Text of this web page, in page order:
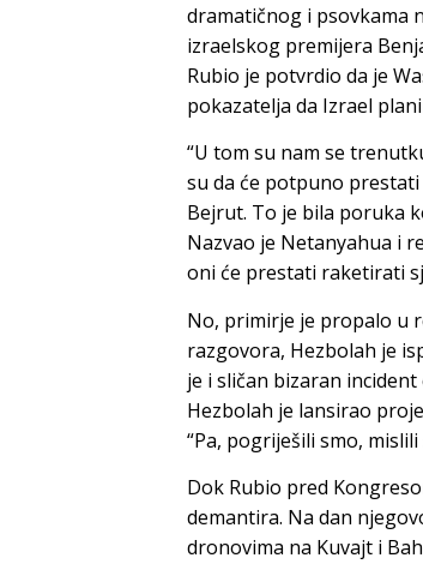
dramatičnog i psovkama
izraelskog premijera
Rubio je potvrdio da je
pokazatelja da Izrael
“U tom su nam se
su da će potpuno
Bejrut. To je bila poruka
Nazvao je Netanyahua i
oni će prestati raketirati
No, primirje je propalo u
razgovora, Hezbolah je
je i sličan bizaran
Hezbolah je lansirao
“Pa, pogriješili smo,
Dok Rubio pred
demantira. Na dan
dronovima na Kuvajt i